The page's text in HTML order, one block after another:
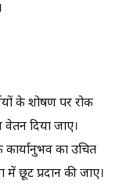
के शोषण पर रोक
दिया जाए।
कार्यानुभव का उचित
में छूट प्रदान की जाए।